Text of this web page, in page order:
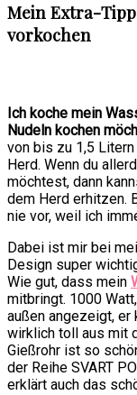
Mein Extra-
vorkochen
Ich koche mein
Nudeln kochen
von bis zu 1,5
Herd. Wenn du
möchtest, dann
dem Herd erhitzen.
nie vor, weil ich
Dabei ist mir bei
Design super
Wie gut, dass mein
mitbringt. 1000
außen angezeigt, er
wirklich toll aus mit
Gießrohr ist so
der Reihe SVART
erklärt auch das